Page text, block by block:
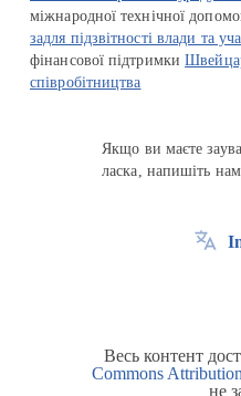
міжнародної технічної
задля підзвітності влади та
фінансової підтримки
співробітництва
Якщо ви маєте
ласка, напишіть
Весь контент
Commons
не